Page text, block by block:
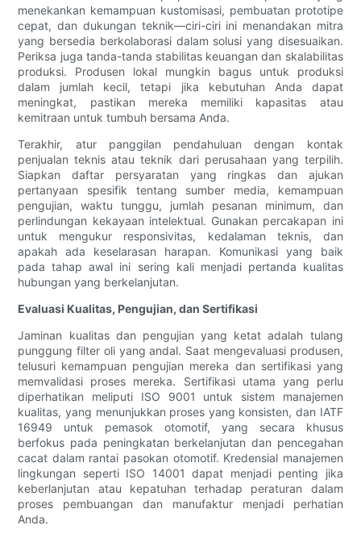
menekankan kemampuan kustomisasi, pembuatan prototipe
cepat, dan dukungan teknik—ciri-ciri ini menandakan mitra
yang bersedia berkolaborasi dalam solusi yang disesuaikan.
Periksa juga tanda-tanda stabilitas keuangan dan skalabilitas
produksi. Produsen lokal mungkin bagus untuk produksi
dalam jumlah kecil, tetapi jika kebutuhan Anda dapat
meningkat, pastikan mereka memiliki kapasitas atau
kemitraan untuk tumbuh bersama Anda.
Terakhir, atur panggilan pendahuluan dengan kontak
penjualan teknis atau teknik dari perusahaan yang terpilih.
Siapkan daftar persyaratan yang ringkas dan ajukan
pertanyaan spesifik tentang sumber media, kemampuan
pengujian, waktu tunggu, jumlah pesanan minimum, dan
perlindungan kekayaan intelektual. Gunakan percakapan ini
untuk mengukur responsivitas, kedalaman teknis, dan
apakah ada keselarasan harapan. Komunikasi yang baik
pada tahap awal ini sering kali menjadi pertanda kualitas
hubungan yang berkelanjutan.
Evaluasi Kualitas, Pengujian, dan Sertifikasi
Jaminan kualitas dan pengujian yang ketat adalah tulang
punggung filter oli yang andal. Saat mengevaluasi produsen,
telusuri kemampuan pengujian mereka dan sertifikasi yang
memvalidasi proses mereka. Sertifikasi utama yang perlu
diperhatikan meliputi ISO 9001 untuk sistem manajemen
kualitas, yang menunjukkan proses yang konsisten, dan IATF
16949 untuk pemasok otomotif, yang secara khusus
berfokus pada peningkatan berkelanjutan dan pencegahan
cacat dalam rantai pasokan otomotif. Kredensial manajemen
lingkungan seperti ISO 14001 dapat menjadi penting jika
keberlanjutan atau kepatuhan terhadap peraturan dalam
proses pembuangan dan manufaktur menjadi perhatian
Anda.